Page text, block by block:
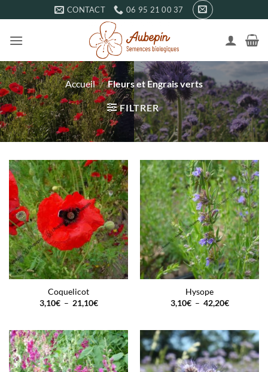
au
contenu
CONTACT 06 95 21 00 37
Accueil / Fleurs et Engrais verts
FILTRER
Coquelicot
3,10€ – 21,10€Plage
à
21,10€
Hysope
3,10€ – 42,20€Plage
à
42,20€